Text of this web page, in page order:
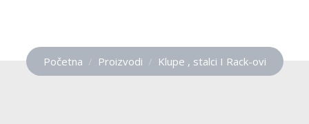
Početna Proizvodi Klupe , stalci I Rack-ovi